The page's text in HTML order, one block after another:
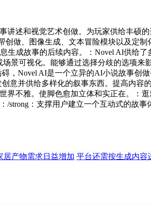
述和视觉艺术创做。为玩家供给丰硕
做、图像生成、文本冒险模块以及定
成故事的后续内容。：Novel AI供给
景可视化。能够通过选择分歧的选项
，Novel AI是一个立异的AI小说故事创
意并供给多样化的叙事东西。提高内容
不雅。使脚色愈加立体和实正在。：
：支撑用户建立一个互动式的故事
居产物需求日益增加 平台还需按生成内容